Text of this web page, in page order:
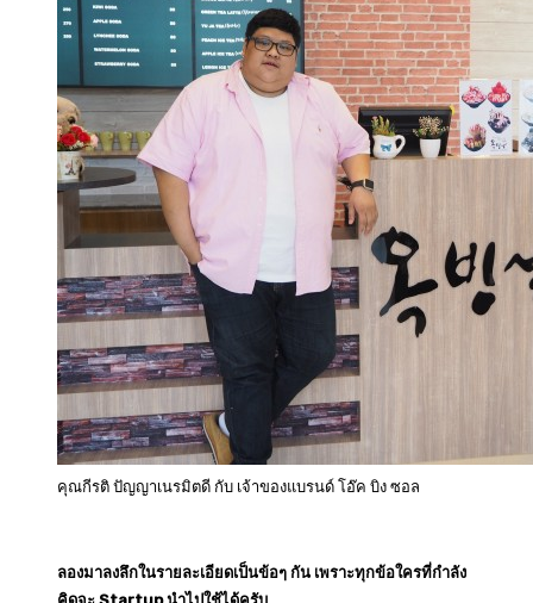
คุณกีรติ ปัญญาเนรมิตดี กับ เจ้าของแบรนด์ โอ๊ค บิง ซอล
ลองมาลงลึกในรายละเอียดเป็นข้อๆ กัน เพราะทุกข้อใครที่กำลัง